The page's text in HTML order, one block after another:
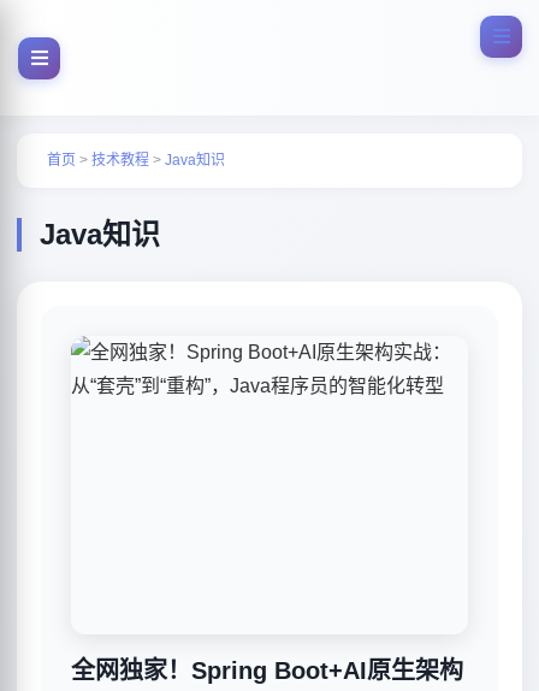
首页 > 技术教程 > Java知识
Java知识
全网独家！Spring Boot+AI原生架构